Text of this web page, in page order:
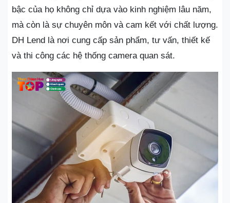
bậc của họ không chỉ dựa vào kinh nghiệm lâu năm,
mà còn là sự chuyên môn và cam kết với chất lượng.
DH Lend là nơi cung cấp sản phẩm, tư vấn, thiết kế
và thi công các hệ thống camera quan sát.